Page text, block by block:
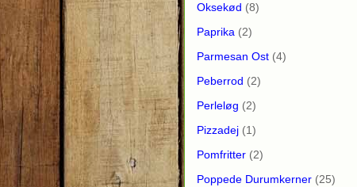
Oksekød (8)
Paprika (2)
Parmesan Ost (4)
Peberrod (2)
Perleløg (2)
Pizzadej (1)
Pomfritter (2)
Poppede Durumkerner (25)